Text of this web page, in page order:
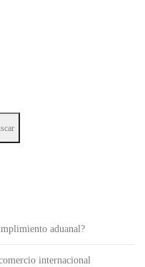
aduanal?
internacional